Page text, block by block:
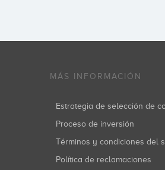
MÁS INFORMACIÓN
Estrategia de selección de
Proceso de inversión
Términos y condiciones del
Política de reclamaciones